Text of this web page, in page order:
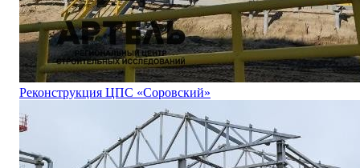
Реконструкция ЦПС «Соровский»